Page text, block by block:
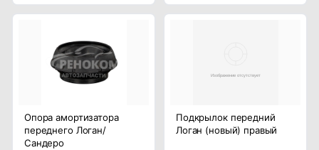
Опора амортизатора
переднего Логан/
Сандеро
Подкрылок передний
Логан (новый) правый